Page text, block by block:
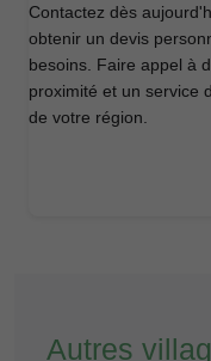
Contactez dès
obtenir un devis
besoins. Faire appel à
proximité et un service
de votre région.
Autres